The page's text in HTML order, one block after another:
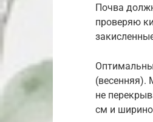
Почва
проверяю
(весенняя).
не
см и